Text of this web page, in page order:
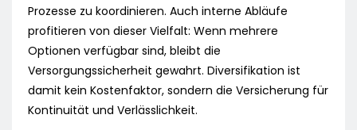
Prozesse zu koordinieren. Auch interne Abläufe
profitieren von dieser Vielfalt: Wenn mehrere
Optionen verfügbar sind, bleibt die
Versorgungssicherheit gewahrt. Diversifikation ist
damit kein Kostenfaktor, sondern die Versicherung für
Kontinuität und Verlässlichkeit.